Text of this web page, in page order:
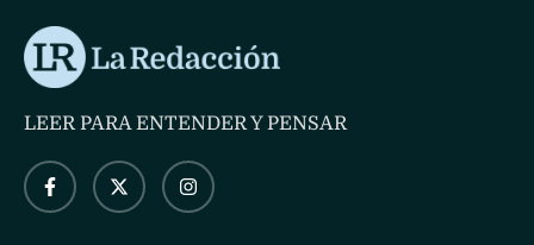
LEER PARA ENTENDER Y PENSAR